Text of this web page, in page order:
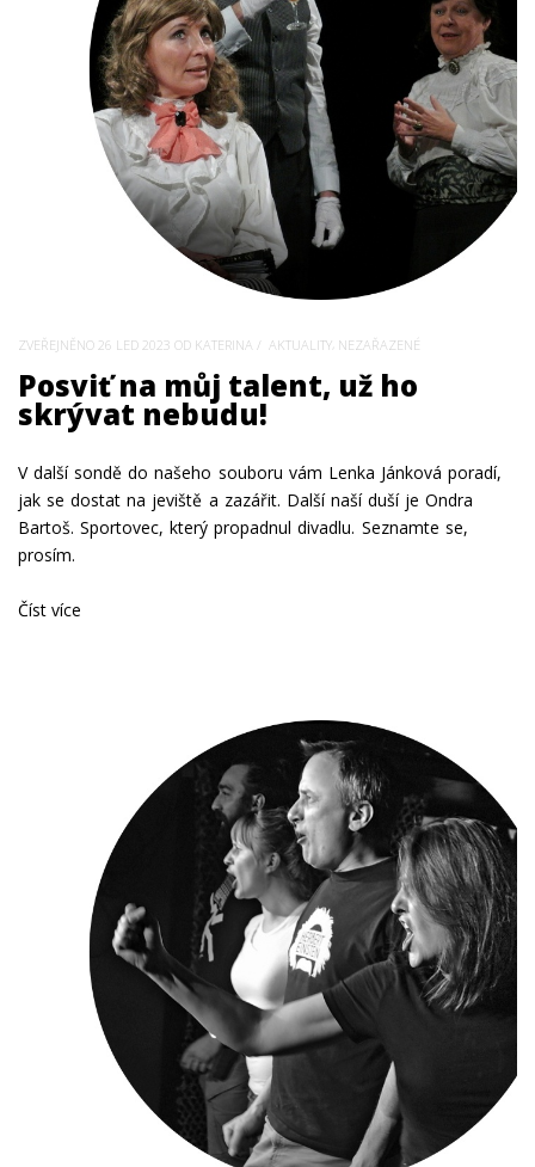
ZVEŘEJNĚNO 26 LED 2023 OD KATERINA AKTUALITY NEZAŘAZENÉ
Posviť na můj talent, už ho
skrývat nebudu!
V další sondě do našeho souboru vám Lenka Jánková poradí,
jak se dostat na jeviště a zazářit. Další naší duší je Ondra
Bartoš. Sportovec, který propadnul divadlu. Seznamte se,
prosím.
Číst více